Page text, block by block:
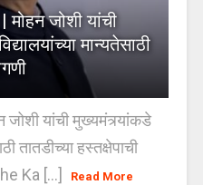
जोशी यांची
मान्यतेसाठी
यांची मुख्यमंत्र्यांकडे
तातडीच्या हस्तक्षेपाची
Ka [...]
Read More